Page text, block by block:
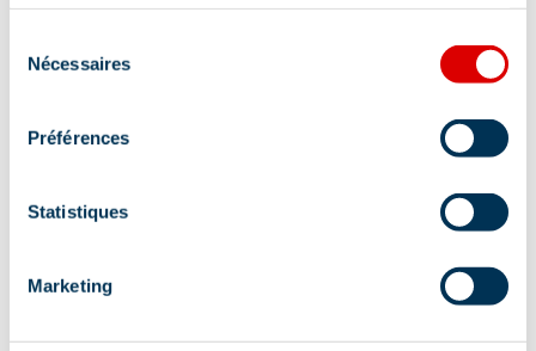
Nécessaires
Préférences
Statistiques
Marketing
Route du Chatelet, 73550 Méribel
het Auditorium, 27 Pl. Maurice Front